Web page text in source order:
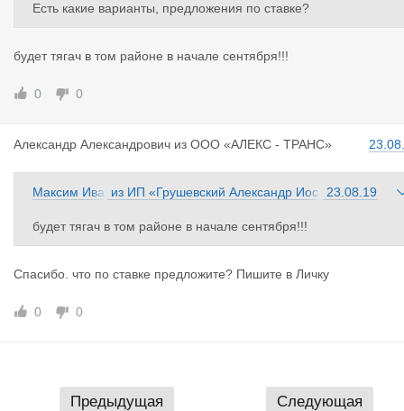
Есть какие варианты, предложения по ставке?
будет тягач в том районе в начале сентября!!!
0 0
Александр Александрович из ООО «АЛЕКС - ТРАНС»
Максим Ива из ИП «Грушевский Александр Иос
23.08.19
будет тягач в том районе в начале сентября!!!
Спасибо. что по ставке предложите? Пишите в Личку
0 0
Предыдущая Следующая